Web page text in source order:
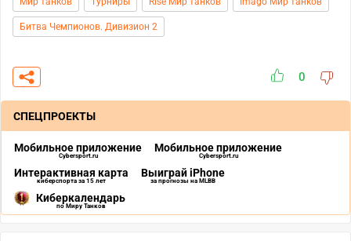
Битва Чемпионов. Дивизион 2
0
СПЕЦПРОЕКТЫ
Мобильное приложение
Cybersport.ru
Мобильное приложение
Cybersport.ru
Интерактивная карта
киберспорта за 15 лет
Выиграй iPhone
за прогнозы на MLBB
Киберкалендарь
по Миру Танков